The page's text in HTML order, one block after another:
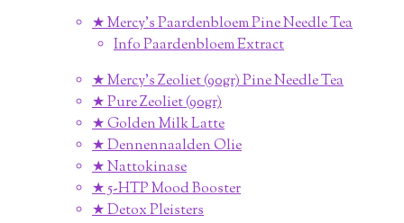
★ Mercy's Paardenbloem Pine Needle Tea
Info Paardenbloem Extract
★ Mercy's Zeoliet (90gr) Pine Needle Tea
★ Pure Zeoliet (90gr)
★ Golden Milk Latte
★ Dennennaalden Olie
★ Nattokinase
★ 5-HTP Mood Booster
★ Detox Pleisters